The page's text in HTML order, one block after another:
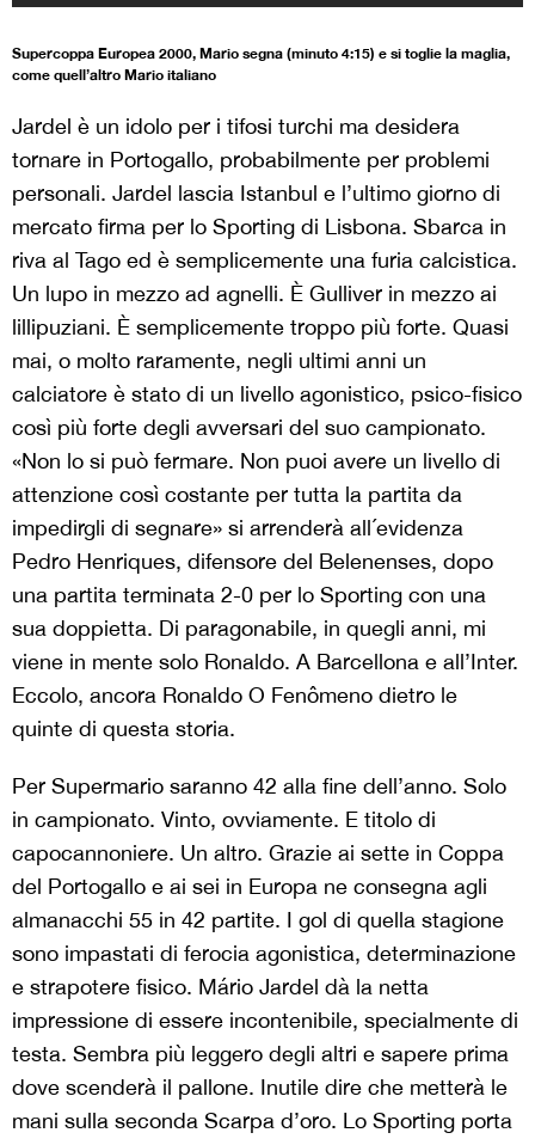
Supercoppa Europea 2000, Mario segna (minuto 4:15) e si toglie la maglia,
come quell’altro Mario italiano
Jardel è un idolo per i tifosi turchi ma desidera
tornare in Portogallo, probabilmente per problemi
personali. Jardel lascia Istanbul e l’ultimo giorno di
mercato firma per lo Sporting di Lisbona. Sbarca in
riva al Tago ed è semplicemente una furia calcistica.
Un lupo in mezzo ad agnelli. È Gulliver in mezzo ai
lillipuziani. È semplicemente troppo più forte. Quasi
mai, o molto raramente, negli ultimi anni un
calciatore è stato di un livello agonistico, psico-fisico
così più forte degli avversari del suo campionato.
«Non lo si può fermare. Non puoi avere un livello di
attenzione così costante per tutta la partita da
impedirgli di segnare» si arrenderà all´evidenza
Pedro Henriques, difensore del Belenenses, dopo
una partita terminata 2-0 per lo Sporting con una
sua doppietta. Di paragonabile, in quegli anni, mi
viene in mente solo Ronaldo. A Barcellona e all’Inter.
Eccolo, ancora Ronaldo O Fenômeno dietro le
quinte di questa storia.
Per Supermario saranno 42 alla fine dell’anno. Solo
in campionato. Vinto, ovviamente. E titolo di
capocannoniere. Un altro. Grazie ai sette in Coppa
del Portogallo e ai sei in Europa ne consegna agli
almanacchi 55 in 42 partite. I gol di quella stagione
sono impastati di ferocia agonistica, determinazione
e strapotere fisico. Mário Jardel dà la netta
impressione di essere incontenibile, specialmente di
testa. Sembra più leggero degli altri e sapere prima
dove scenderà il pallone. Inutile dire che metterà le
mani sulla seconda Scarpa d’oro. Lo Sporting porta